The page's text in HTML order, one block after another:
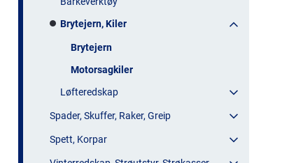
Brytejern, Kiler
Brytejern
Motorsagkiler
Løfteredskap
Spader, Skuffer, Raker, Greip
Spett, Korpar